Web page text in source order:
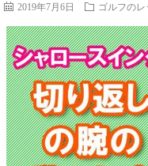
2019年7月6日 ゴルフの